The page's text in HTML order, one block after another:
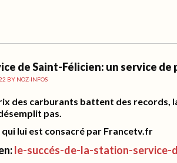
de Saint-Félicien: un service de
BY NOZ-INFOS
des carburants battent des records,
pas.
lui est consacré par Francetv.fr
le-succés-de-la-station-service-